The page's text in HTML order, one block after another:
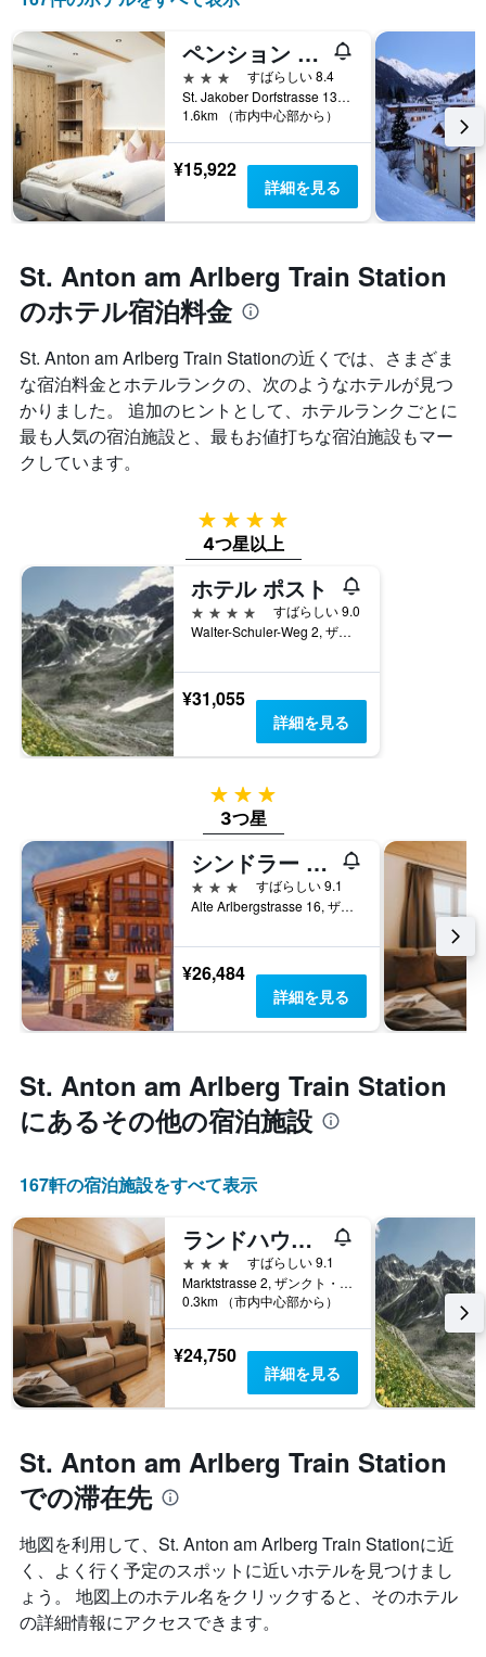
ペンション デア シュタインボック
3つ星
すばらしい 8.4
St. Jakober Dorfstrasse 13, ザンクト・アントン・アム・アールベルク, チロル州, オーストリア
1.6km （市内中心部から）
¥15,922
詳細を見る
St. Anton am Arlberg Train Station
のホテル宿泊料金
St. Anton am Arlberg Train Stationの近くでは、さまざま
な宿泊料金とホテルランクの、次のようなホテルが見つ
かりました。 追加のヒントとして、ホテルランクごとに
最も人気の宿泊施設と、最もお値打ちな宿泊施設もマー
クしています。
4つ星
4つ星以上
ホテル ポスト
4つ星
すばらしい 9.0
Walter-Schuler-Weg 2, ザンクト・アントン・アム・アールベルク, チロル州, オーストリア
¥31,055
詳細を見る
3つ星
3つ星
シンドラー ホテル
3つ星
すばらしい 9.1
Alte Arlbergstrasse 16, ザンクト・アントン・アム・アールベルク, チロル州, オーストリア
¥26,484
詳細を見る
St. Anton am Arlberg Train Station​
にあるその他の宿泊施設
167​軒の宿泊施設をすべて表示
ランドハウス アルバート ミル
3つ星
すばらしい 9.1
Marktstrasse 2, ザンクト・アントン・アム・アールベルク, チロル州, オーストリア
0.3km （市内中心部から）
¥24,750
詳細を見る
St. Anton am Arlberg Train Station
での滞在先
地図を利用して、St. Anton am Arlberg Train Stationに近
く、よく行く予定のスポットに近いホテルを見つけまし
ょう。 地図上のホテル名をクリックすると、そのホテル
の詳細情報にアクセスできます。